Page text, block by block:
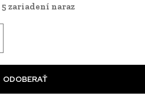
zariadení naraz
ODOBERAŤ